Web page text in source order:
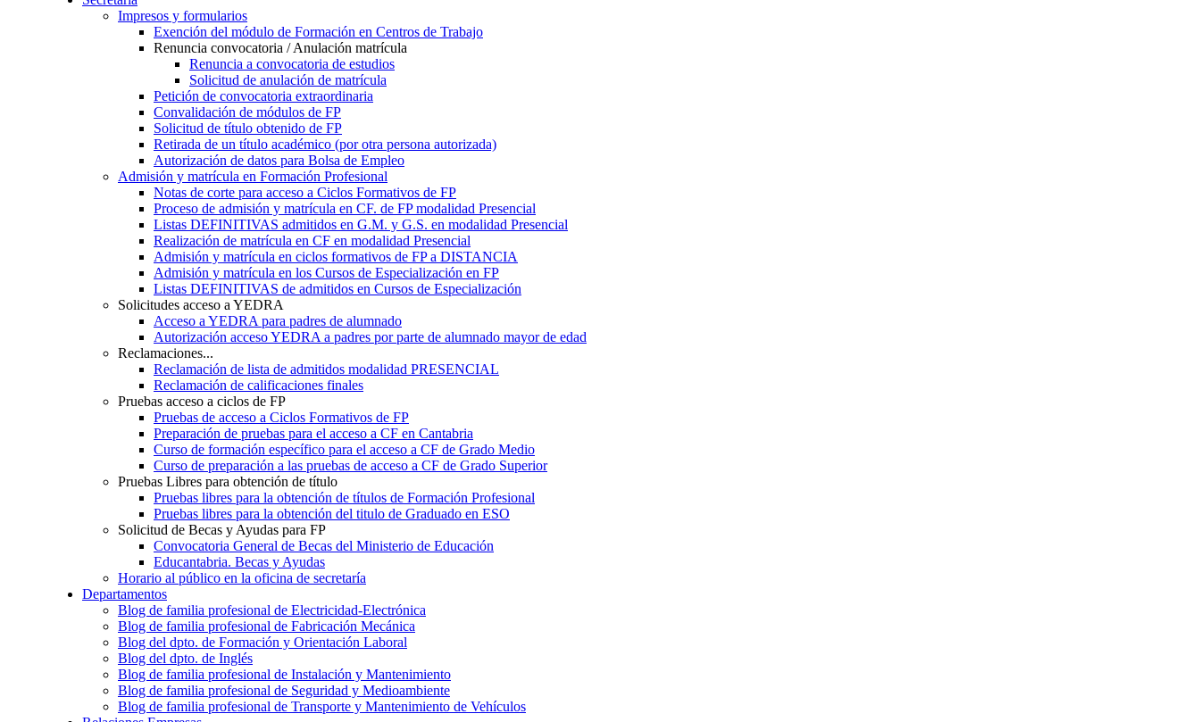
Impresos y formularios
Exención del módulo de Formación en Centros de Trabajo
Renuncia convocatoria / Anulación matrícula
Renuncia a convocatoria de estudios
Solicitud de anulación de matrícula
Petición de convocatoria extraordinaria
Convalidación de módulos de FP
Solicitud de título obtenido de FP
Retirada de un título académico (por otra persona autorizada)
Autorización de datos para Bolsa de Empleo
Admisión y matrícula en Formación Profesional
Notas de corte para acceso a Ciclos Formativos de FP
Proceso de admisión y matrícula en CF. de FP modalidad Presencial
Listas DEFINITIVAS admitidos en G.M. y G.S. en modalidad Presencial
Realización de matrícula en CF en modalidad Presencial
Admisión y matrícula en ciclos formativos de FP a DISTANCIA
Admisión y matrícula en los Cursos de Especialización en FP
Listas DEFINITIVAS de admitidos en Cursos de Especialización
Solicitudes acceso a YEDRA
Acceso a YEDRA para padres de alumnado
Autorización acceso YEDRA a padres por parte de alumnado mayor de edad
Reclamaciones...
Reclamación de lista de admitidos modalidad PRESENCIAL
Reclamación de calificaciones finales
Pruebas acceso a ciclos de FP
Pruebas de acceso a Ciclos Formativos de FP
Preparación de pruebas para el acceso a CF en Cantabria
Curso de formación específico para el acceso a CF de Grado Medio
Curso de preparación a las pruebas de acceso a CF de Grado Superior
Pruebas Libres para obtención de título
Pruebas libres para la obtención de títulos de Formación Profesional
Pruebas libres para la obtención del titulo de Graduado en ESO
Solicitud de Becas y Ayudas para FP
Convocatoria General de Becas del Ministerio de Educación
Educantabria. Becas y Ayudas
Horario al público en la oficina de secretaría
Departamentos
Blog de familia profesional de Electricidad-Electrónica
Blog de familia profesional de Fabricación Mecánica
Blog del dpto. de Formación y Orientación Laboral
Blog del dpto. de Inglés
Blog de familia profesional de Instalación y Mantenimiento
Blog de familia profesional de Seguridad y Medioambiente
Blog de familia profesional de Transporte y Mantenimiento de Vehículos